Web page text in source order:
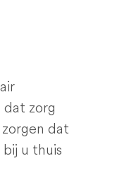
zorg
dat
u thuis